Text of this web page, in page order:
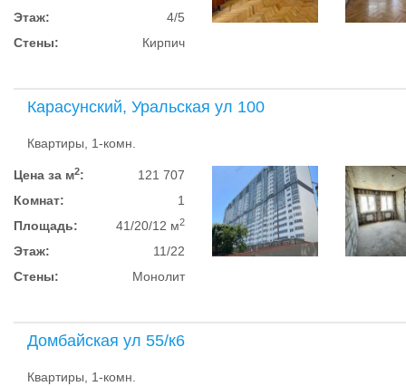
Этаж:
4/5
Стены:
Кирпич
Карасунский, Уральская ул 100
Квартиры, 1-комн.
Цена за м2:
121 707
Комнат:
1
Площадь:
41/20/12 м2
Этаж:
11/22
Стены:
Монолит
Домбайская ул 55/к6
Квартиры, 1-комн.